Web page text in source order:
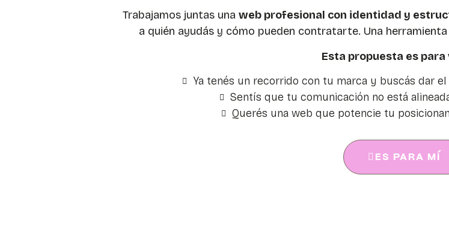
Trabajamos juntas una web profesional con identidad y
a quién ayudás y cómo pueden contratarte. Una
Esta propuesta es para
Ya tenés un recorrido con tu marca y buscás dar
Sentís que tu comunicación no está
Querés una web que potencie tu
ES PARA MÍ